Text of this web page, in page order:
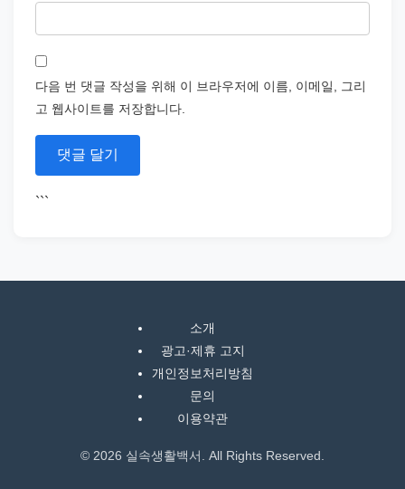
다음 번 댓글 작성을 위해 이 브라우저에 이름, 이메일, 그리
고 웹사이트를 저장합니다.
```
소개
광고·제휴 고지
개인정보처리방침
문의
이용약관
© 2026 실속생활백서. All Rights Reserved.